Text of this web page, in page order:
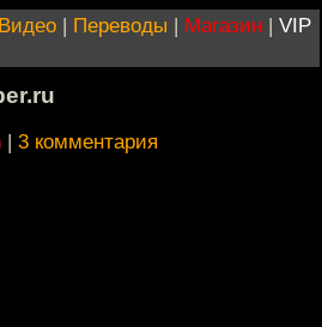
Видео | Переводы | Магазин | VIP
| 3 комментария